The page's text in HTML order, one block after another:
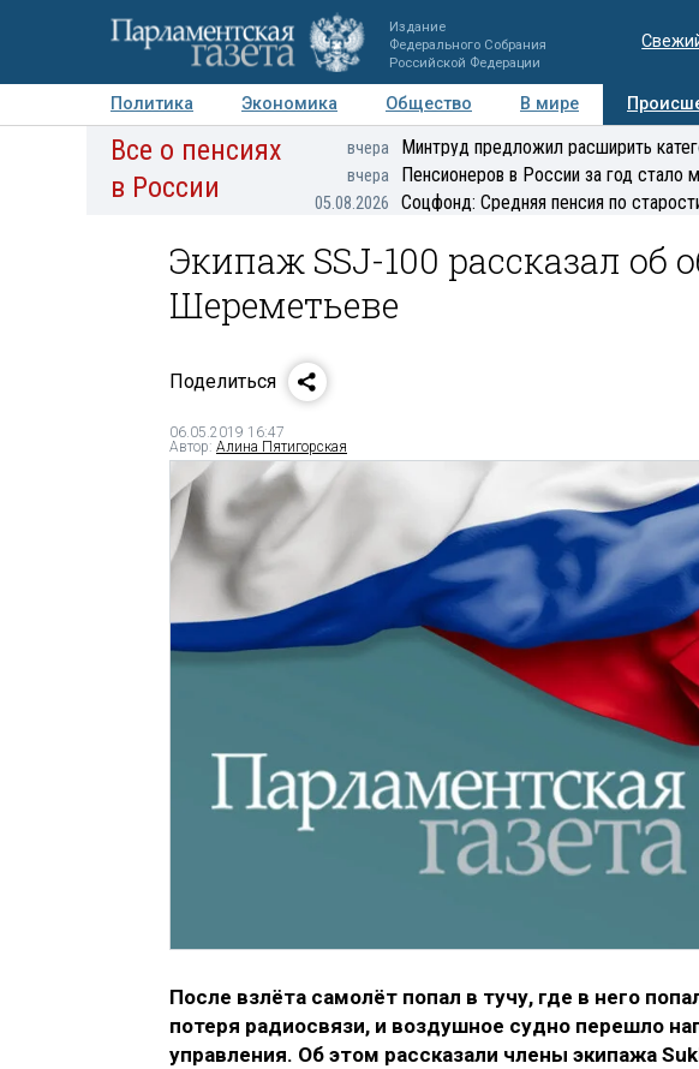
Издание
Федерального Собрания
Российской Федерации
Политика Экономика Общество В мире
Авторы Персоны Мнения Регионы Медиацентр
Все о пенсиях
в России
вчера Минтруд предложил расширить
вчера Пенсионеров в России за год стало
05.08.2026 Соцфонд: Средняя пенсия по
Экипаж SSJ-100 рассказал об
Шереметьеве
Поделиться
06.05.2019 16:47
Автор: Алина Пятигорская
После взлёта самолёт попал в тучу, где в него
потеря радиосвязи, и воздушное судно перешло
управления. Об этом рассказали члены экипажа